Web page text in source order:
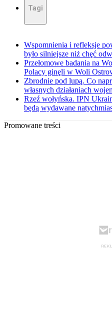
Tagi
Wspomnienia i refleksje
było silniejsze niż chęć
Przełomowe badania na
Polacy ginęli w Woli
Zbrodnie pod lupą. Co
własnych działaniach
Rzeź wołyńska. IPN
będą wydawane
Promowane treści